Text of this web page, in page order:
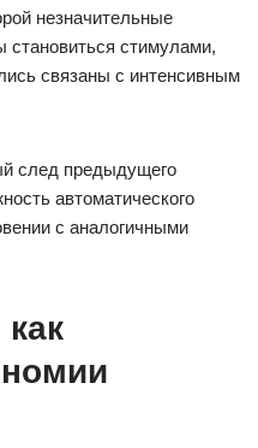
незначительные
становиться стимулами,
связаны с интенсивным
след предыдущего
автоматического
с аналогичными